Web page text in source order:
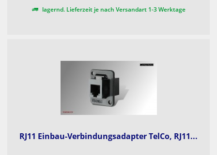
lagernd. Lieferzeit je nach Versandart 1-3 Werktage
RJ11 Einbau-Verbindungsadapter TelCo, RJ11...